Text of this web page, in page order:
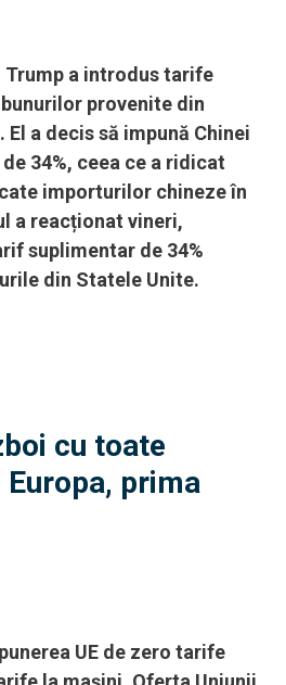
a introdus tarife
provenite din
a decis să impună Chinei
34%, ceea ce a ridicat
importurilor chineze în
a reacționat vineri,
suplimentar de 34%
din Statele Unite.
cu toate
prima
UE de zero tarife